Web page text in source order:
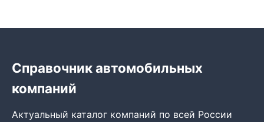
Справочник автомобильных
компаний
Актуальный каталог компаний по всей России